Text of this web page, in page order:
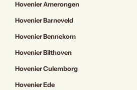
Hovenier Amerongen
Hovenier Barneveld
Hovenier Bennekom
Hovenier Bilthoven
Hovenier Culemborg
Hovenier Ede